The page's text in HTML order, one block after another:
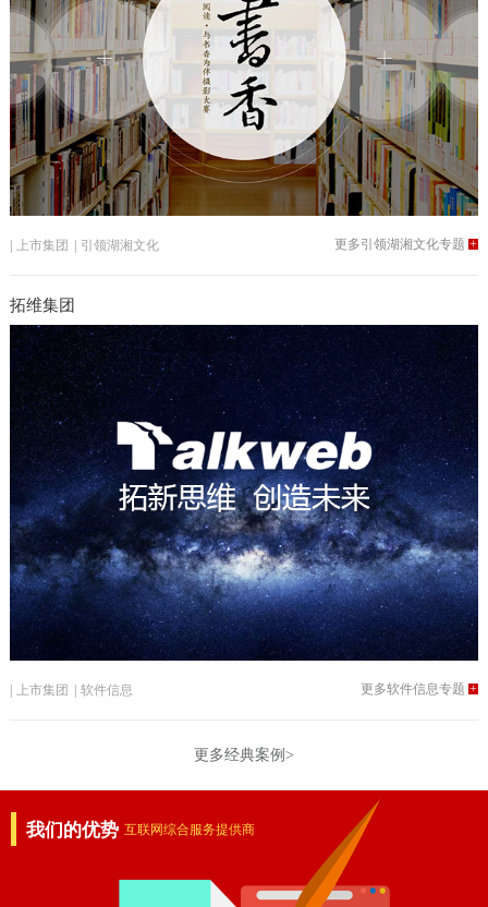
上市集团 引领湖湘文化 更多引领湖湘文化专题+
拓维集团
上市集团 软件信息 更多软件信息专题 +
更多经典案例>
我们的优势 互联网综合服务提供商